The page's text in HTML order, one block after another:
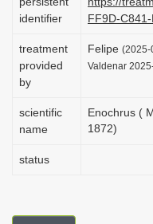
identifier
FF9D-
treatment
provided
by
Felipe (2025-
Valdenar
scientific
name
Enochrus (
1872)
status